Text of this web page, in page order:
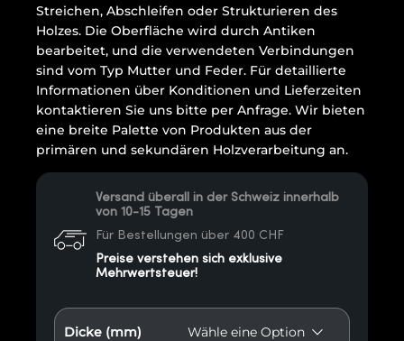
Streichen, Abschleifen oder Strukturieren des
Holzes. Die Oberfläche wird durch Antiken
bearbeitet, und die verwendeten Verbindungen
sind vom Typ Mutter und Feder. Für detaillierte
Informationen über Konditionen und Lieferzeiten
kontaktieren Sie uns bitte per Anfrage. Wir bieten
eine breite Palette von Produkten aus der
primären und sekundären Holzverarbeitung an.
Versand überall in der Schweiz innerhalb
von 10-15 Tagen
Für Bestellungen über 400 CHF
Preise verstehen sich exklusive
Mehrwertsteuer!
Dicke (mm)